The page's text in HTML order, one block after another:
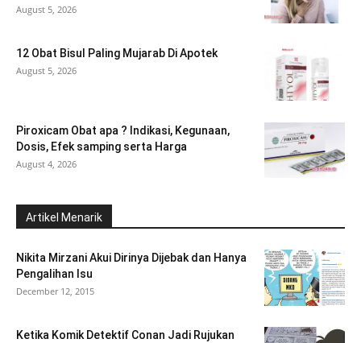
August 5, 2026
12 Obat Bisul Paling Mujarab Di Apotek
August 5, 2026
Piroxicam Obat apa ? Indikasi, Kegunaan,
Dosis, Efek samping serta Harga
August 4, 2026
Artikel Menarik
Nikita Mirzani Akui Dirinya Dijebak dan Hanya
Pengalihan Isu
December 12, 2015
Ketika Komik Detektif Conan Jadi Rujukan